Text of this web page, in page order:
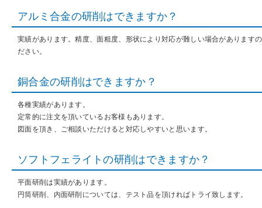
アルミ合金の研削はできますか？
実績があります。精度、面粗度、形状により対応が難しい場合があります
ださい。
銅合金の研削はできますか？
各種実績があります。
定常的に注文を頂いているお客様もあります。
図面を頂き、ご相談いただけると対応しやすいと思います。
ソフトフェライトの研削はできますか？
平面研削は実績があります。
円筒研削、内面研削については、テスト品を頂ければトライ致します。